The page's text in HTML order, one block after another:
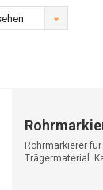
Rohrmarkierer
Trägermaterial.